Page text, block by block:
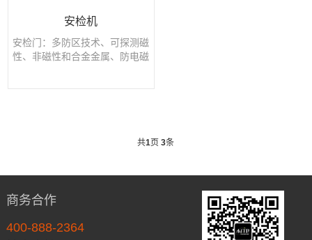
安检机
安检门：多防区技术、可探测磁
性、非磁性和合金金属、防电磁
共1页3条
商务合作
400-888-2364